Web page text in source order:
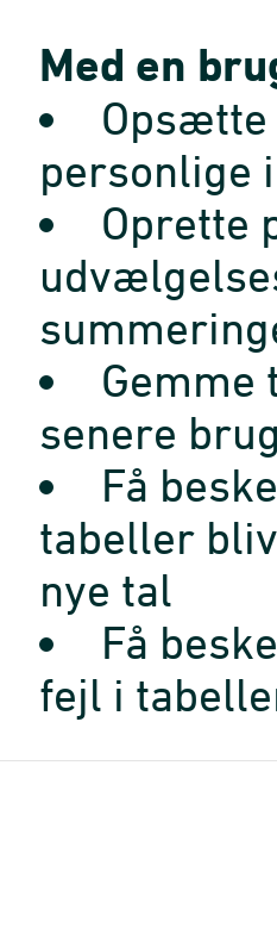
Med en
Opsætte
personlige
Oprette
senere brug
Få
tabeller
nye tal
Få
fejl i